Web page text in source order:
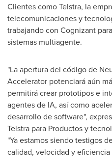
Clientes como Telstra, la
telecomunicaciones y
trabajando con Cognizant
sistemas multiagente.
"La apertura del código de
Accelerator potenciará aún
permitirá crear prototipos e
agentes de IA, así como
desarrollo de software",
Telstra para Productos y
"Ya estamos siendo testigos
calidad, velocidad y